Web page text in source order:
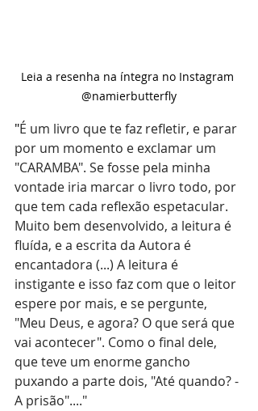
Leia a resenha na íntegra no Instagram
@namierbutterfly
"É um livro que te faz refletir, e parar
por um momento e exclamar um
"CARAMBA". Se fosse pela minha
vontade iria marcar o livro todo, por
que tem cada reflexão espetacular.
Muito bem desenvolvido, a leitura é
fluída, e a escrita da Autora é
encantadora (...) A leitura é
instigante e isso faz com que o leitor
espere por mais, e se pergunte,
"Meu Deus, e agora? O que será que
vai acontecer". Como o final dele,
que teve um enorme gancho
puxando a parte dois, "Até quando? -
A prisão"...."